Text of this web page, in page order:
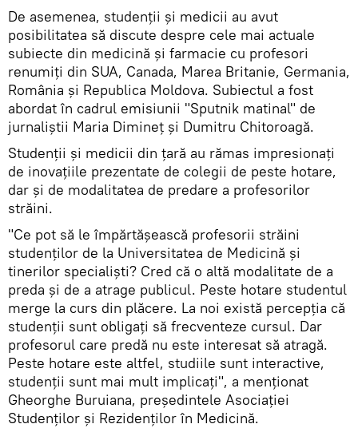
De asemenea, studenții și medicii au avut
posibilitatea să discute despre cele mai actuale
subiecte din medicină și farmacie cu profesori
renumiți din SUA, Canada, Marea Britanie, Germania,
România şi Republica Moldova. Subiectul a fost
abordat în cadrul emisiunii "Sputnik matinal" de
jurnaliștii Maria Dimineț și Dumitru Chitoroagă.
Studenții și medicii din țară au rămas impresionați
de inovațiile prezentate de colegii de peste hotare,
dar și de modalitatea de predare a profesorilor
străini.
"Ce pot să le împărtășească profesorii străini
studenților de la Universitatea de Medicină și
tinerilor specialiști? Cred că o altă modalitate de a
preda și de a atrage publicul. Peste hotare studentul
merge la curs din plăcere. La noi există percepția că
studenții sunt obligați să frecventeze cursul. Dar
profesorul care predă nu este interesat să atragă.
Peste hotare este altfel, studiile sunt interactive,
studenții sunt mai mult implicați", a menționat
Gheorghe Buruiana, președintele Asociației
Studenților și Rezidenților în Medicină.